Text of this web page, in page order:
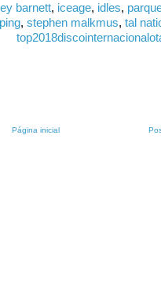
barnett, iceage, idles,
, stephen malkmus, tal
Página inicial